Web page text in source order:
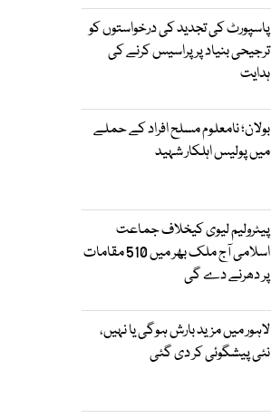
پاسپورٹ کی تجدید کی درخواستوں کو
ترجیحی بنیاد پر پراسیس کرنے کی
ہدایت
بولان؛ نامعلوم مسلح افراد کے حملے
میں پولیس اہلکار شہید
پیٹرولیم لیوی کیخلاف جماعت
اسلامی آج ملک بھر میں 510 مقامات
پر دھرنے دے گی
لاہور میں مزید بارش ہوگی یا نہیں،
نئی پیشگوئی کر دی گئی